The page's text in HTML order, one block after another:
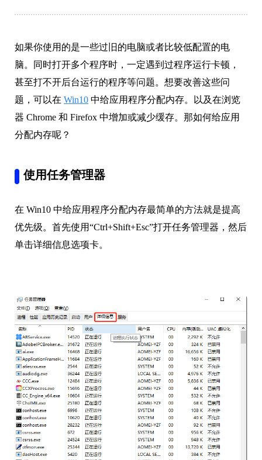
如果你使用的是一些过旧的电脑或者比较低配置的电
脑。同时打开多个程序时，一定遇到过程序运行卡顿，
甚至打不开后台运行的程序等问题。想要改善这些问
题，可以在 Win10 中给应用程序分配内存。以及在浏览
器 Chrome 和 Firefox 中增加或减少缓存。那如何给应用
分配内存呢？
使用任务管理器
在 Win10 中给应用程序分配内存最简单的方法就是提高
优先级。首先使用“Ctrl+Shift+Esc”打开任务管理器，然后
单击详细信息选项卡。